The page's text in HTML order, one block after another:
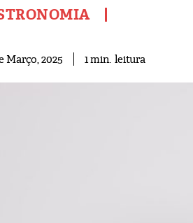
Março, 2025 1min. leitura